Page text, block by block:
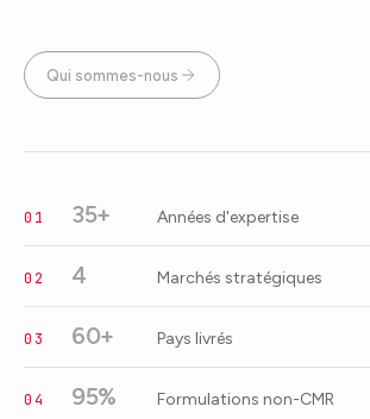
Qui sommes-nous
01 35+ Années d'expertise
02 4 Marchés stratégiques
03 60+ Pays livrés
04 95% Formulations non-CMR